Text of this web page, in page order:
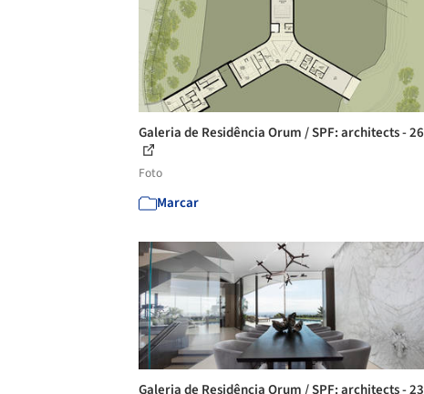
Galeria de Residência Orum / SPF: architects - 26
Foto
Marcar
Galeria de Residência Orum / SPF: architects - 23